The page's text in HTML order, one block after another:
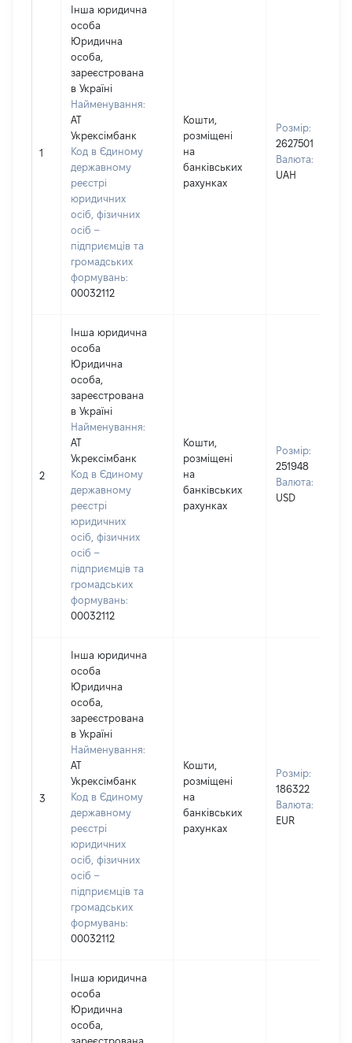
1
Інша юридична
особа
Юридична
особа,
зареєстрована
в Україні
Найменування:
АТ
Укрексімбанк
Код в Єдиному
державному
реєстрі
юридичних
осіб, фізичних
осіб –
підприємців та
громадських
формувань:
00032112
Кошти,
розміщені
на
банківських
рахунках
Розмір:
2627501
Валюта:
UAH
2
Інша юридична
особа
Юридична
особа,
зареєстрована
в Україні
Найменування:
АТ
Укрексімбанк
Код в Єдиному
державному
реєстрі
юридичних
осіб, фізичних
осіб –
підприємців та
громадських
формувань:
00032112
Кошти,
розміщені
на
банківських
рахунках
Розмір:
251948
Валюта:
USD
3
Інша юридична
особа
Юридична
особа,
зареєстрована
в Україні
Найменування:
АТ
Укрексімбанк
Код в Єдиному
державному
реєстрі
юридичних
осіб, фізичних
осіб –
підприємців та
громадських
формувань:
00032112
Кошти,
розміщені
на
банківських
рахунках
Розмір:
186322
Валюта:
EUR
Інша юридична
особа
Юридична
особа,
зареєстрована